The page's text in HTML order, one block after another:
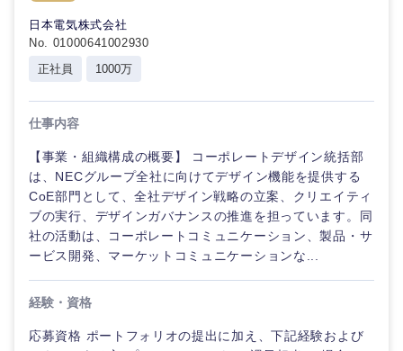
日本電気株式会社
No. 01000641002930
正社員
1000万
仕事内容
【事業・組織構成の概要】 コーポレートデザイン統括部
は、NECグループ全社に向けてデザイン機能を提供する
CoE部門として、全社デザイン戦略の立案、クリエイティ
ブの実行、デザインガバナンスの推進を担っています。同
社の活動は、コーポレートコミュニケーション、製品・サ
ービス開発、マーケットコミュニケーションな...
経験・資格
応募資格 ポートフォリオの提出に加え、下記経験および